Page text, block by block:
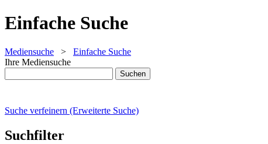
Einfache Suche
Mediensuche > Einfache Suche
Ihre Mediensuche
Suche verfeinern (Erweiterte Suche)
Suchfilter